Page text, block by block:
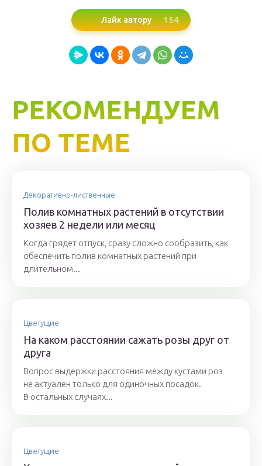
Лайк автору 154
РЕКОМЕНДУЕМ
ПО ТЕМЕ
Декоративно-лиственные
Полив комнатных растений в отсутствии
хозяев 2 недели или месяц
Когда грядет отпуск, сразу сложно сообразить, как
обеспечить полив комнатных растений при
длительном...
Цветущие
На каком расстоянии сажать розы друг от
друга
Вопрос выдержки расстояния между кустами роз
не актуален только для одиночных посадок.
В остальных случаях...
Цветущие